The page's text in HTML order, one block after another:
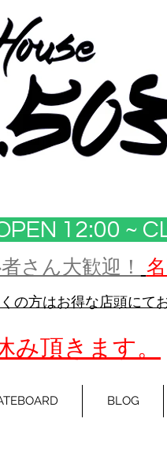
12:00 ~
さん大歓迎！
の方はお得な店頭にて
頂きます。
BLOG